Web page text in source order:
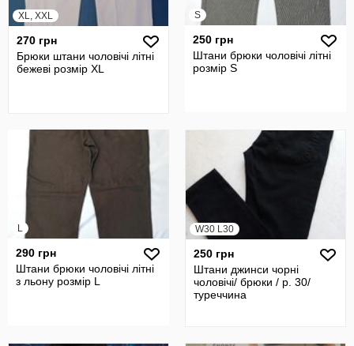
XL, XXL
270 грн
Брюки штани чоловічі літні
бежеві розмір XL
S
250 грн
Штани брюки чоловічі літні
розмір S
L
290 грн
Штани брюки чоловічі літні
з льону розмір L
W30 L30
250 грн
Штани джинси чорні
чоловічі/ брюки / р. 30/
туреччина